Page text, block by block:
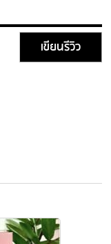
เขียนรีวิว